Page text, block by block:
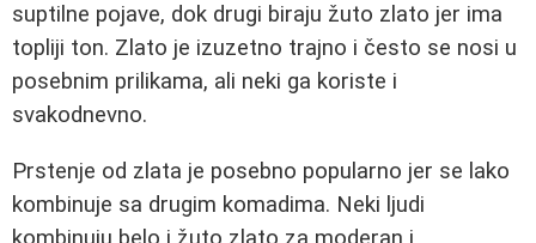
suptilne pojave, dok drugi biraju žuto zlato jer ima
topliji ton. Zlato je izuzetno trajno i često se nosi u
posebnim prilikama, ali neki ga koriste i
svakodnevno.
Prstenje od zlata je posebno popularno jer se lako
kombinuje sa drugim komadima. Neki ljudi